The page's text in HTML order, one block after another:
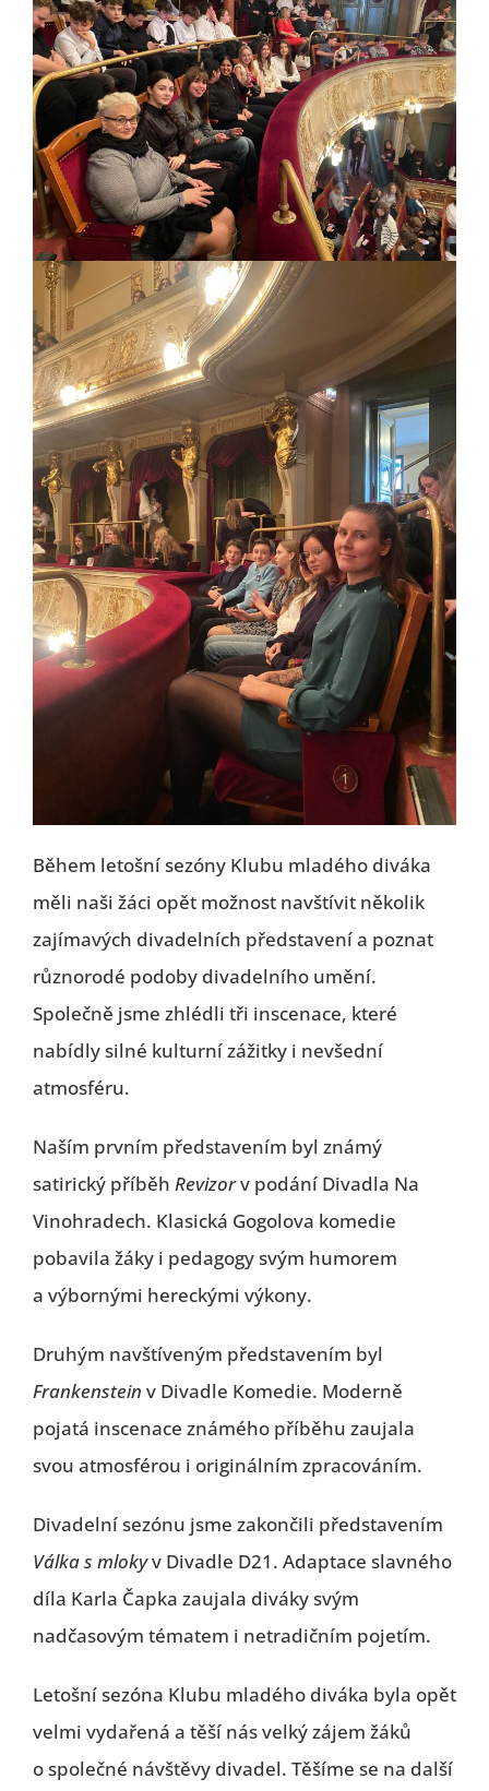
Během letošní sezóny Klubu mladého diváka
měli naši žáci opět možnost navštívit několik
zajímavých divadelních představení a poznat
různorodé podoby divadelního umění.
Společně jsme zhlédli tři inscenace, které
nabídly silné kulturní zážitky i nevšední
atmosféru.
Naším prvním představením byl známý
satirický příběh Revizorv podání Divadla Na
Vinohradech. Klasická Gogolova komedie
pobavila žáky i pedagogy svým humorem
a výbornými hereckými výkony.
Druhým navštíveným představením byl
Frankenstein v Divadle Komedie. Moderně
pojatá inscenace známého příběhu zaujala
svou atmosférou i originálním zpracováním.
Divadelní sezónu jsme zakončili představením
Válka s mlokyv Divadle D21. Adaptace slavného
díla Karla Čapka zaujala diváky svým
nadčasovým tématem i netradičním pojetím.
Letošní sezóna Klubu mladého diváka byla opět
velmi vydařená a těší nás velký zájem žáků
o společné návštěvy divadel. Těšíme se na další